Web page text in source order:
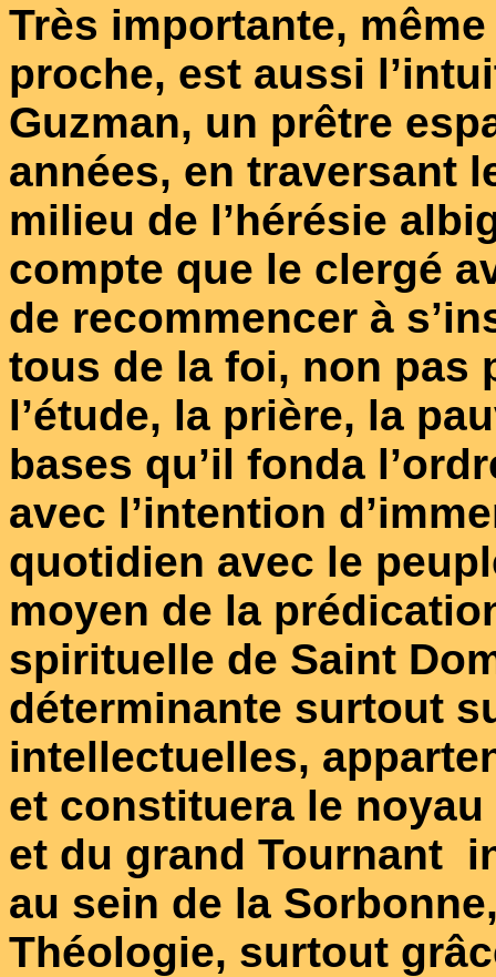
Très importante,
proche, est aussi
Guzman, un prêtre
années, en traversant
milieu de l’hérésie
compte que le clergé
de recommencer à
tous de la foi, non pas
l’étude, la prière, la
bases qu’il fonda
avec l’intention
quotidien avec le
moyen de la
spirituelle de Saint
déterminante surtout
intellectuelles,
et constituera le
et du grand Tournant
au sein de la
Théologie, surtout